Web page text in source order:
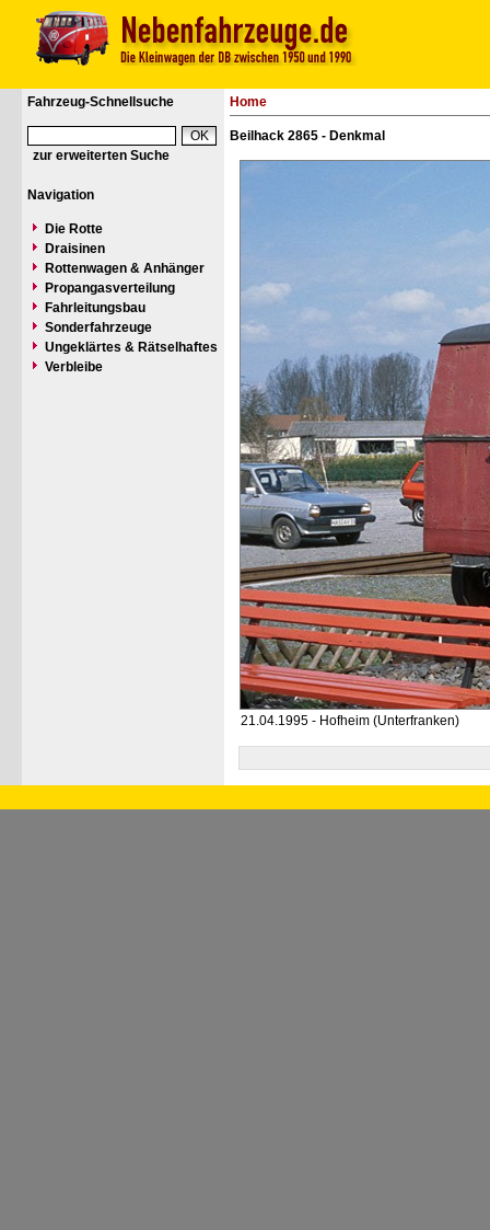
Fahrzeug-Schnellsuche
zur erweiterten Suche
Navigation
Die Rotte
Draisinen
Rottenwagen & Anhänger
Propangasverteilung
Fahrleitungsbau
Sonderfahrzeuge
Ungeklärtes & Rätselhaftes
Verbleibe
Home
Beilhack 2865 - Denkmal
21.04.1995 - Hofheim (Unterfranken)